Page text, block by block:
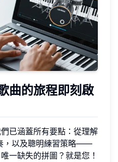
曲的旅程即刻啟
已涵蓋所有要點：從理解
，以及聰明練習策略——
一缺失的拼圖？就是您！